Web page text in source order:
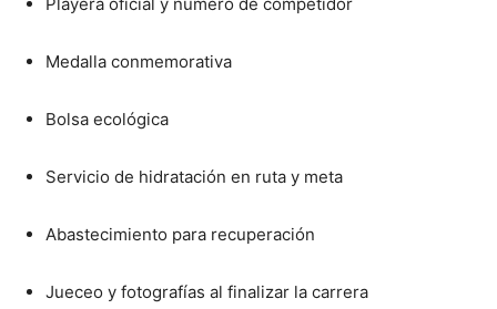
Medalla conmemorativa
Bolsa ecológica
Servicio de hidratación en ruta y meta
Abastecimiento para recuperación
Jueceo y fotografías al finalizar la carrera